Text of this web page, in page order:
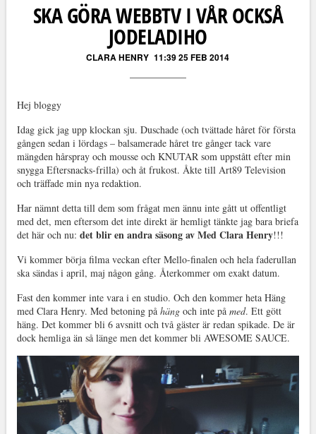
SKA GÖRA WEBBTV I VÅR OCKSÅ
JODELADIHO
CLARA HENRY 11:39 25 FEB 2014
Hej bloggy
Idag gick jag upp klockan sju. Duschade (och tvättade håret för första
gången sedan i lördags – balsamerade håret tre gånger tack vare
mängden hårspray och mousse och KNUTAR som uppstått efter min
snygga Eftersnacks-frilla) och åt frukost. Åkte till Art89 Television
och träffade min nya redaktion.
Har nämnt detta till dem som frågat men ännu inte gått ut offentligt
med det, men eftersom det inte direkt är hemligt tänkte jag bara briefa
det här och nu: det blir en andra säsong av Med Clara Henry!!!
Vi kommer börja filma veckan efter Mello-finalen och hela faderullan
ska sändas i april, maj någon gång. Återkommer om exakt datum.
Fast den kommer inte vara i en studio. Och den kommer heta Häng
med Clara Henry. Med betoning på hängoch inte på med. Ett gött
häng. Det kommer bli 6 avsnitt och två gäster är redan spikade. De är
dock hemliga än så länge men det kommer bli AWESOME SAUCE.